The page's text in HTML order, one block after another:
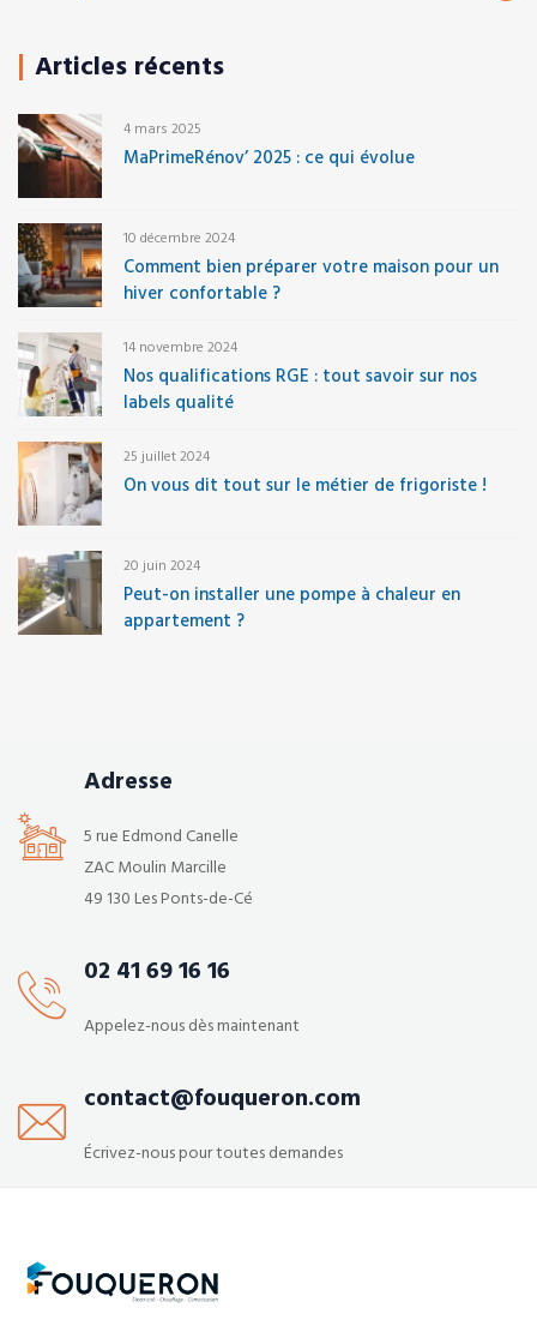
Articles récents
4 mars 2025
MaPrimeRénov’ 2025 : ce qui évolue
10 décembre 2024
Comment bien préparer votre maison pour un
hiver confortable ?
14 novembre 2024
Nos qualifications RGE : tout savoir sur nos
labels qualité
25 juillet 2024
On vous dit tout sur le métier de frigoriste !
20 juin 2024
Peut-on installer une pompe à chaleur en
appartement ?
Adresse
5 rue Edmond Canelle
ZAC Moulin Marcille
49 130 Les Ponts-de-Cé
02 41 69 16 16
Appelez-nous dès maintenant
contact@fouqueron.com
Écrivez-nous pour toutes demandes